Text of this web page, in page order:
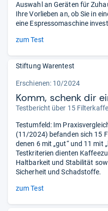
Auswahl an Geräten für
Ihre Vorlieben an, ob Sie in
eine Espressomaschine
zum Test
Stiftung Warentest
Erschienen: 10/2024
Komm, schenk dir
Testbericht über 15
Testumfeld: Im
(11/2024) befanden sich 15
denen 6 mit „gut“ und 11 mit
Testkriterien dienten
Haltbarkeit und Stabilität
Sicherheit und Schadstoffe.
zum Test